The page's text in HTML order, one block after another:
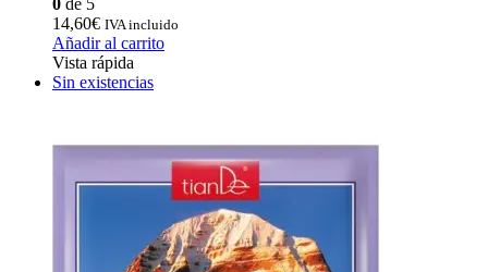
0 de 5
14,60€ IVA incluido
Añadir al carrito
Vista rápida
Sin existencias